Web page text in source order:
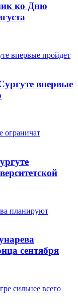
ко Дню
впервые
сентября